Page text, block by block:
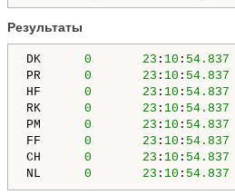
Результаты
DK 0 23 : 10 : 54.837
PR 0 23 : 10 : 54.837
HF 0 23 : 10 : 54.837
RK 0 23 : 10 : 54.837
PM 0 23 : 10 : 54.837
FF 0 23 : 10 : 54.837
CH 0 23 : 10 : 54.837
NL 0 23 : 10 : 54.837